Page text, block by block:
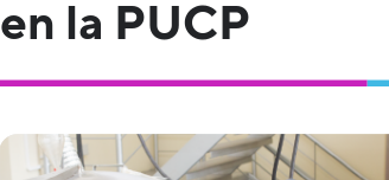
en la PUCP